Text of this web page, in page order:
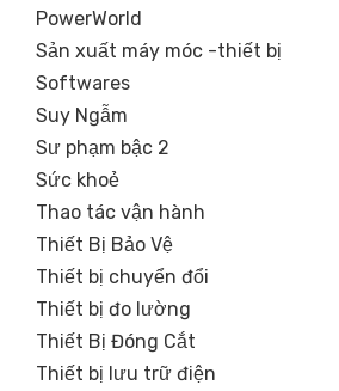
PowerWorld
Sản xuất máy móc -thiết bị
Softwares
Suy Ngẫm
Sư phạm bậc 2
Sức khoẻ
Thao tác vận hành
Thiết Bị Bảo Vệ
Thiết bị chuyển đổi
Thiết bị đo lường
Thiết Bị Đóng Cắt
Thiết bị lưu trữ điện